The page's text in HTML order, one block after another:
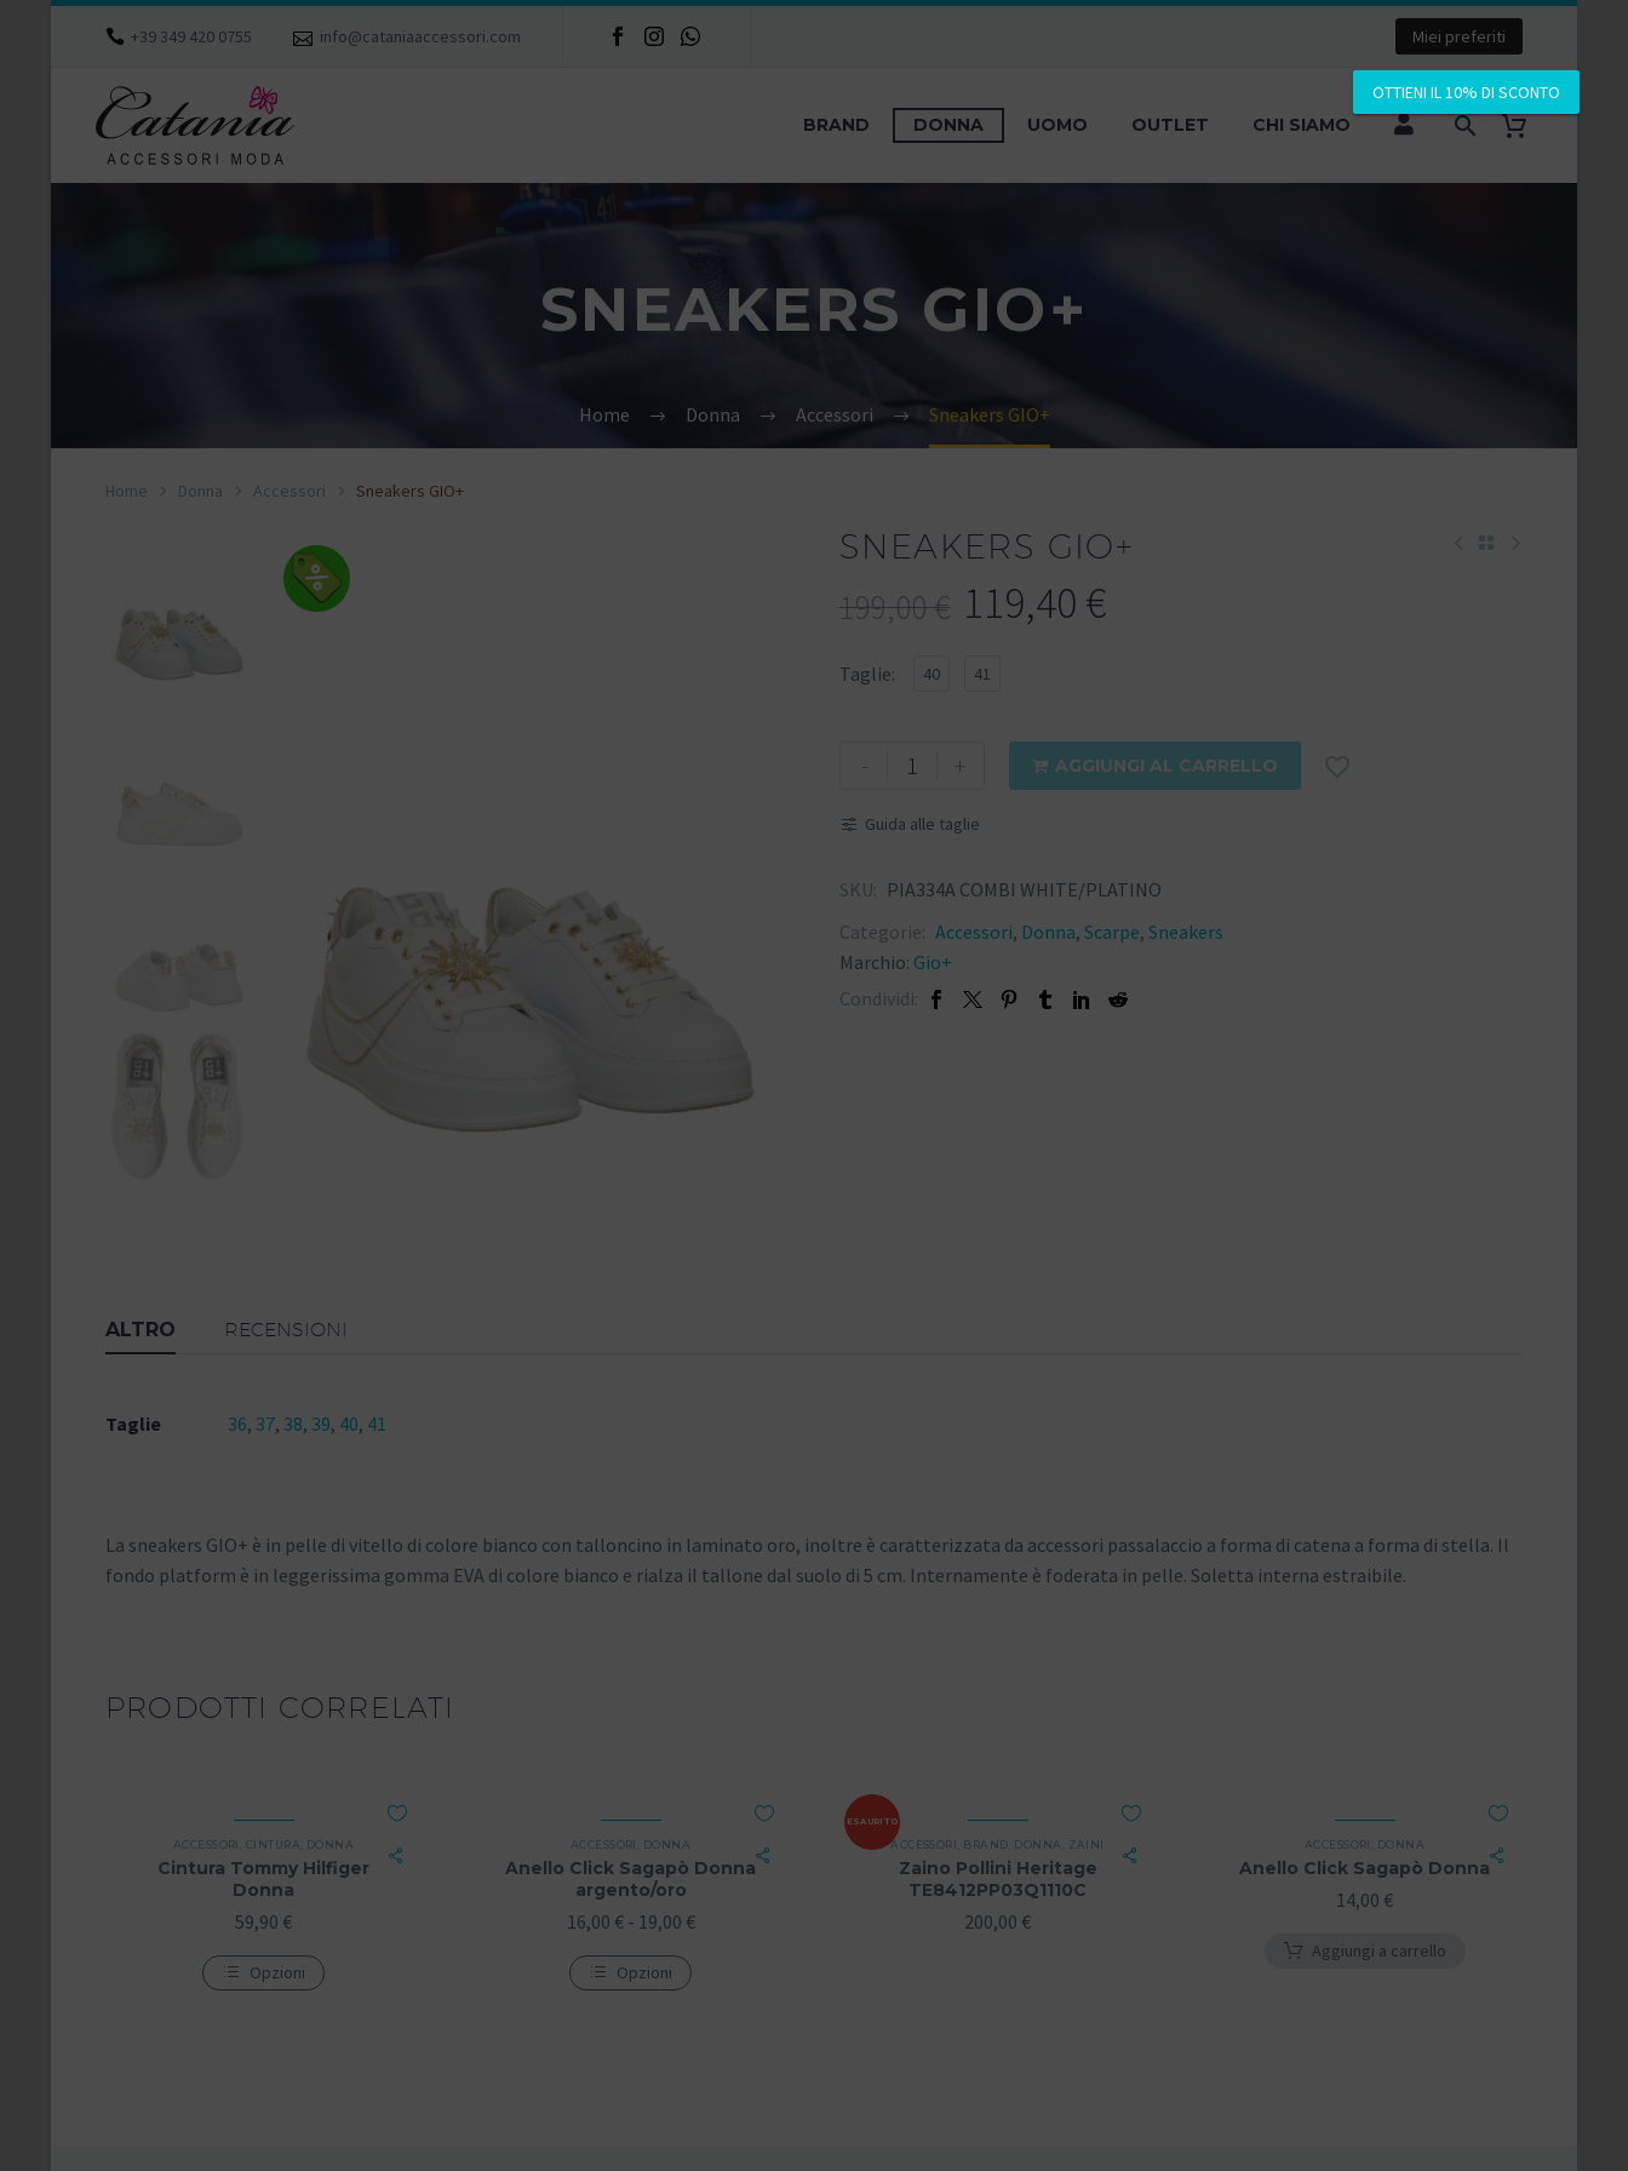
OTTIENI IL 10% DI SCONTO
+39 349 420 0755 info@cataniaaccessori.com Miei preferiti
BRAND DONNA UOMO OUTLET CHI SIAMO
SNEAKERS GIO+
Home Donna Accessori Sneakers GIO+
Home Donna Accessori Sneakers GIO+
SNEAKERS GIO+
199,00€ 119,40 €
Taglie 40 41
- +  AGGIUNGI AL CARRELLO
Guida alle taglie
SKU: PIA334A COMBI WHITE/PLATINO
Categorie: Accessori, Donna, Scarpe, Sneakers
Marchio: Gio+
Condividi:
ALTRO RECENSIONI
Taglie 36, 37, 38, 39, 40, 41
La sneakers GIO+ è in pelle di vitello di colore bianco con talloncino in laminato oro, inoltre è caratterizzata da accessori passalaccio a forma di catena a forma di stella. Il
fondo platform è in leggerissima gomma EVA di colore bianco e rialza il tallone dal suolo di 5 cm. Internamente è foderata in pelle. Soletta interna estraibile.
PRODOTTI CORRELATI
ACCESSORI CINTURA DONNA
Cintura Tommy Hilfiger
Donna
59,90 €
Opzioni
ACCESSORI DONNA
Anello Click Sagapò Donna
argento/oro
16,00 € - 19,00 €
Opzioni
ESAURITO
ACCESSORI BRAND DONNA ZAINI
Zaino Pollini Heritage
TE8412PP03Q1110C
200,00 €
ACCESSORI DONNA
Anello Click Sagapò Donna
14,00 €
Aggiungi a carrello